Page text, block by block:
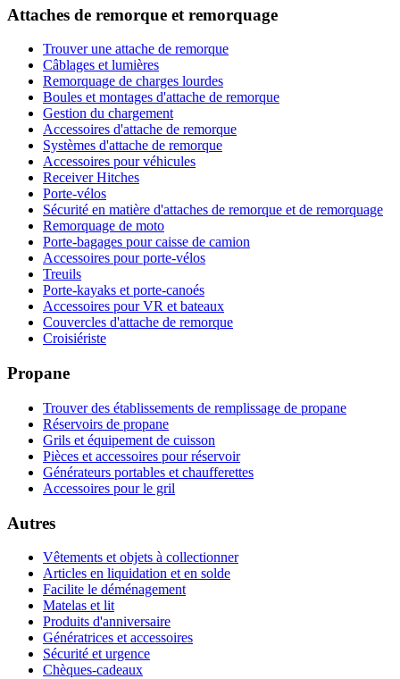
Attaches de remorque et remorquage
Trouver une attache de remorque
Câblages et lumières
Remorquage de charges lourdes
Boules et montages d'attache de remorque
Gestion du chargement
Accessoires d'attache de remorque
Systèmes d'attache de remorque
Accessoires pour véhicules
Receiver Hitches
Porte-vélos
Sécurité en matière d'attaches de remorque et de remorquage
Remorquage de moto
Porte-bagages pour caisse de camion
Accessoires pour porte-vélos
Treuils
Porte-kayaks et porte-canoés
Accessoires pour VR et bateaux
Couvercles d'attache de remorque
Croisiériste
Propane
Trouver des établissements de remplissage de propane
Réservoirs de propane
Grils et équipement de cuisson
Pièces et accessoires pour réservoir
Générateurs portables et chaufferettes
Accessoires pour le gril
Autres
Vêtements et objets à collectionner
Articles en liquidation et en solde
Facilite le déménagement
Matelas et lit
Produits d'anniversaire
Génératrices et accessoires
Sécurité et urgence
Chèques-cadeaux